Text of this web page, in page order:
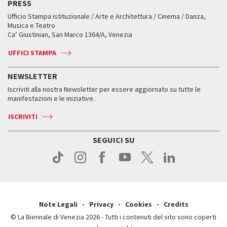
FAQ
Servizi al pubblico
Come raggiungerci
Press
Edizioni passate
Orari e sedi
Accrediti
Come raggiungerci
Orari e sedi
Biglietti
Accrediti
Come raggiungerci
Contatti
Press
Accrediti
Servizi al pubblico
Come raggiungerci
Press
Workshop di critica teatrale
Leone d’oro alla carriera
Leone d’argento
Edizioni passate
Orari e sedi
Biglietti
Servizi al pubblico
Come raggiungerci
Contatti
Mostre Virtuali
Fondi e Collezioni
Biennale College ASAC
ASAC DATI
Storia
Orari e sedi
PRESS
Ufficio Stampa istituzionale / Arte e Architettura / Cinema / Danza,
Musica e Teatro
Ca’ Giustinian, San Marco 1364/A, Venezia
UFFICI STAMPA
NEWSLETTER
Iscriviti alla nostra Newsletter per essere aggiornato su tutte le
manifestazioni e le iniziative.
ISCRIVITI
SEGUICI SU
Note Legali Privacy Cookies
Credits
© La Biennale di Venezia 2026 - Tutti i contenuti del sito sono coperti